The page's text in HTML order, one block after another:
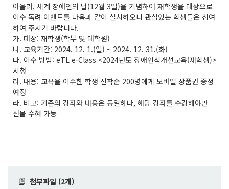
아울러, 세계 장애인의 날(12월 3일)을 기념하여 재학생을 대상으로
이수 독려 이벤트를 다음과 같이 실시하오니 관심있는 학생들은 참여
하여 주시기 바랍니다.
가. 대상: 재학생(학부 및 대학원)
나. 교육기간: 2024. 12. 1.(일) ~ 2024. 12. 31.(화)
다. 이수 방법: eTL e-Class <2024년도 장애인식개선교육(재학생)>
시청
라. 내용: 교육을 이수한 학생 선착순 200명에게 모바일 상품권 증정
예정
라. 비고: 기존의 강좌와 내용은 동일하나, 해당 강좌를 수강해야만
선물 수혜 가능
첨부파일 (2개)